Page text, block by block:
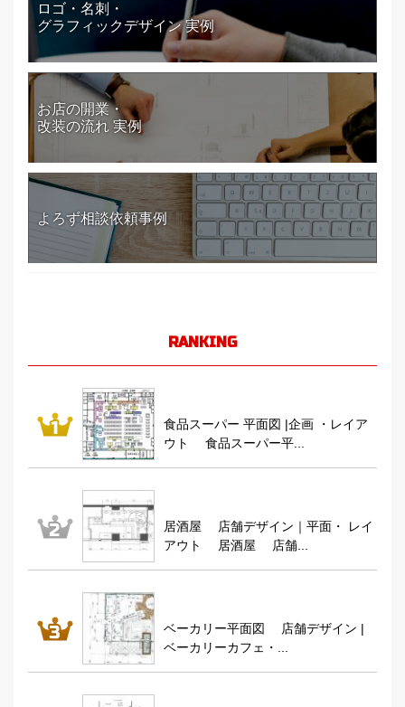
ロゴ・名刺・
グラフィックデザイン 実例
お店の開業・
改装の流れ 実例
よろず相談依頼事例
RANKING
食品スーパー 平面図 |企画 ・レイア
ウト 食品スーパー平...
居酒屋 店舗デザイン｜平面・ レイ
アウト 居酒屋 店舗...
ベーカリー平面図 店舗デザイン |
ベーカリーカフェ・...